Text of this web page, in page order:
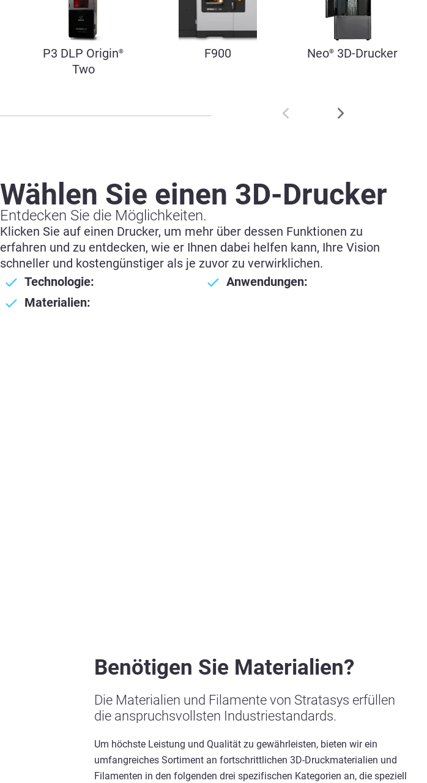
P3 DLP Origin®
Two
F900 Neo® 3D-Drucker
Wählen Sie einen 3D-Drucker
Entdecken Sie die Möglichkeiten.
Klicken Sie auf einen Drucker, um mehr über dessen Funktionen zu
erfahren und zu entdecken, wie er Ihnen dabei helfen kann, Ihre Vision
schneller und kostengünstiger als je zuvor zu verwirklichen.
Technologie:
Anwendungen:
Materialien:
Benötigen Sie Materialien?
Die Materialien und Filamente von Stratasys erfüllen
die anspruchsvollsten Industriestandards.
Um höchste Leistung und Qualität zu gewährleisten, bieten wir ein
umfangreiches Sortiment an fortschrittlichen 3D-Druckmaterialien und
Filamenten in den folgenden drei spezifischen Kategorien an, die speziell